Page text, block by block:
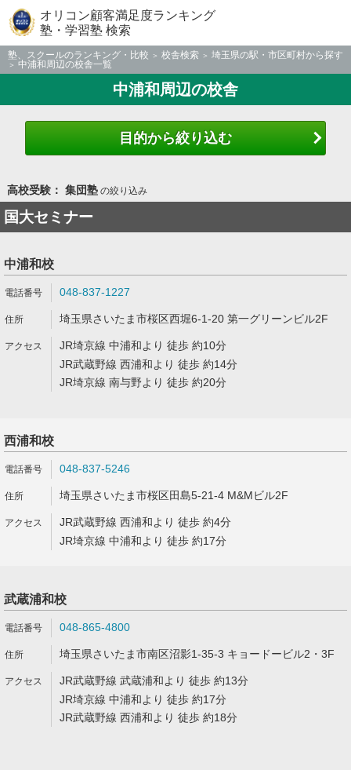
オリコン顧客満足度ランキング
塾・学習塾 検索
塾、スクールのランキング・比較 校舎検索
埼玉県の駅・市区町村から探す
中浦和周辺の校舎一覧
中浦和周辺の校舎
目的から絞り込む
高校受験： 集団塾の絞り込み
国大セミナー
中浦和校
048-837-1227
埼玉県さいたま市桜区西堀6-1-20 第一グリーンビル2F
JR埼京線 中浦和より 徒歩 約10分
JR武蔵野線 西浦和より 徒歩 約14分
JR埼京線 南与野より 徒歩 約20分
西浦和校
048-837-5246
埼玉県さいたま市桜区田島5-21-4 M&Mビル2F
JR武蔵野線 西浦和より 徒歩 約4分
JR埼京線 中浦和より 徒歩 約17分
武蔵浦和校
048-865-4800
埼玉県さいたま市南区沼影1-35-3 キョードービル2・3F
JR武蔵野線 武蔵浦和より 徒歩 約13分
JR埼京線 中浦和より 徒歩 約17分
JR武蔵野線 西浦和より 徒歩 約18分